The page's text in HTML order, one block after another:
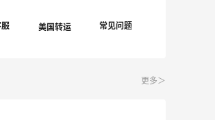
美国转运
更多＞